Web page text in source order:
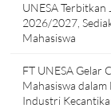
UNESA Terbitkan
2026/2027,
Mahasiswa
FT UNESA Gelar
Mahasiswa
Industri